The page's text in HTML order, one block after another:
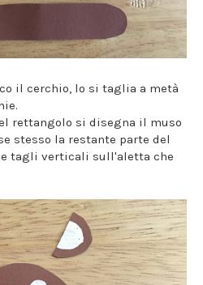
il cerchio, lo si taglia a metà
rettangolo si disegna il muso
stesso la restante parte del
tagli verticali sull'aletta che